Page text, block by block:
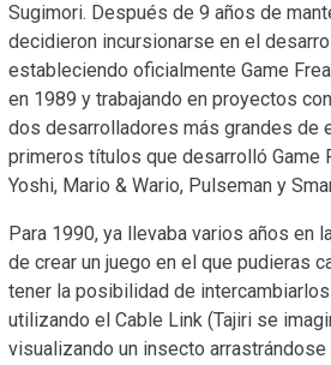
Sugimori. Después de 9 años de
decidieron incursionarse en el
estableciendo oficialmente Game
en 1989 y trabajando en proyectos con
dos desarrolladores más grandes de
primeros títulos que desarrolló Game
Yoshi, Mario & Wario, Pulseman y
Para 1990, ya llevaba varios años en
de crear un juego en el que pudieras
tener la posibilidad de
utilizando el Cable Link (Tajiri se
visualizando un insecto arrastrándose